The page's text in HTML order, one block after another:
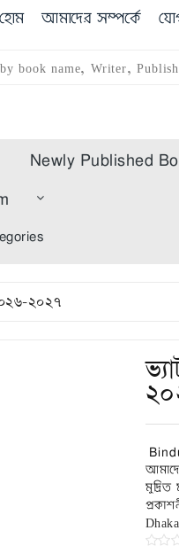
হোম আমাদের সম্পর্কে
Newly Published
২০২৭